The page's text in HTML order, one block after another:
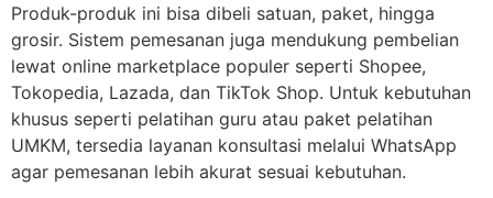
Produk-produk ini bisa dibeli satuan, paket, hingga
grosir. Sistem pemesanan juga mendukung pembelian
lewat online marketplace populer seperti Shopee,
Tokopedia, Lazada, dan TikTok Shop. Untuk kebutuhan
khusus seperti pelatihan guru atau paket pelatihan
UMKM, tersedia layanan konsultasi melalui WhatsApp
agar pemesanan lebih akurat sesuai kebutuhan.